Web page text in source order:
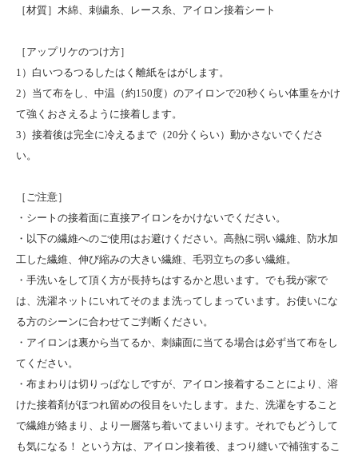
［材質］木綿、刺繍糸、レース糸、アイロン接着シート
［アップリケのつけ方］
1）白いつるつるしたはく離紙をはがします。
2）当て布をし、中温（約150度）のアイロンで20秒くらい体重をかけ
て強くおさえるように接着します。
3）接着後は完全に冷えるまで（20分くらい）動かさないでくださ
い。
［ご注意］
・シートの接着面に直接アイロンをかけないでください。
・以下の繊維へのご使用はお避けください。高熱に弱い繊維、防水加
工した繊維、伸び縮みの大きい繊維、毛羽立ちの多い繊維。
・手洗いをして頂く方が長持ちはするかと思います。でも我が家で
は、洗濯ネットにいれてそのまま洗ってしまっています。お使いにな
る方のシーンに合わせてご判断ください。
・アイロンは裏から当てるか、刺繍面に当てる場合は必ず当て布をし
てください。
・布まわりは切りっぱなしですが、アイロン接着することにより、溶
けた接着剤がほつれ留めの役目をいたします。また、洗濯をすること
で繊維が絡まり、より一層落ち着いてまいります。それでもどうして
も気になる！ という方は、アイロン接着後、まつり縫いで補強するこ